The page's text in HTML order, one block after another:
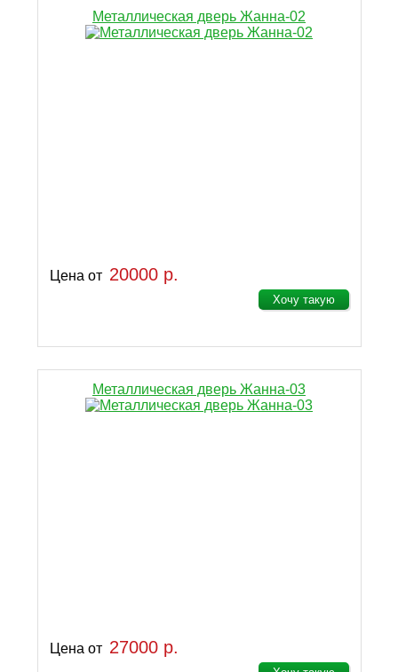
Металлическая дверь Жанна-02
Цена от 20000 р.
Хочу такую
Металлическая дверь Жанна-03
Цена от 27000 р.